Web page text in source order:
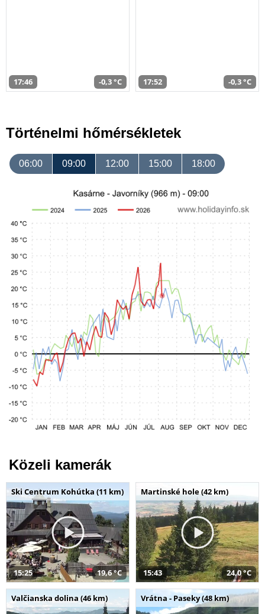
17:46 -0,3 °C 17:52 -0,3 °C
Történelmi hőmérsékletek
06:00 09:00 12:00 15:00 18:00
Közeli kamerák
Ski Centrum Kohútka (11 km)
15:25 19,6 °C
Martinské hole (42 km)
15:43 24,0 °C
Valčianska dolina (46 km) Vrátna - Paseky (48 km)